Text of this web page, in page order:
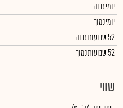
יומי גבוה
יומי נמוך
52 שבועות גבוה
52 שבועות נמוך
שווי